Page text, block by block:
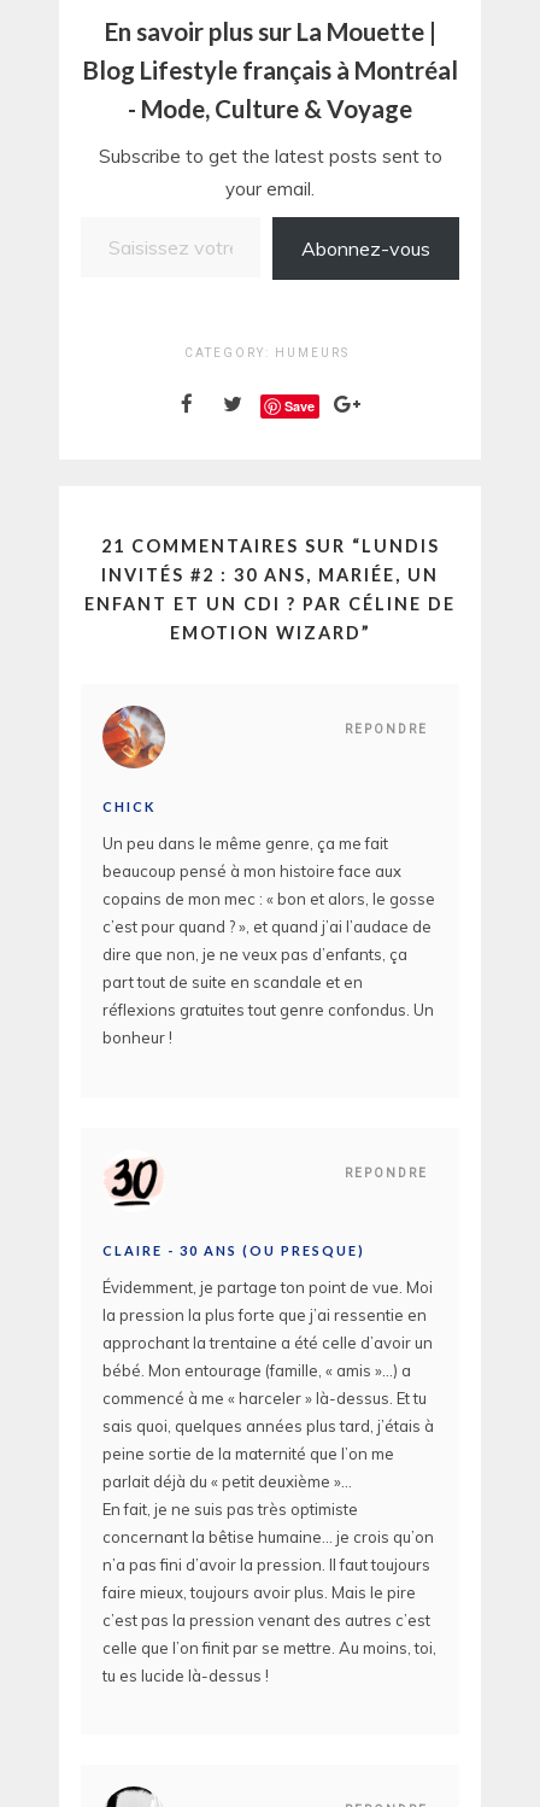
En savoir plus sur La Mouette |
Blog Lifestyle français à Montréal
- Mode, Culture & Voyage
Subscribe to get the latest posts sent to
your email.
Abonnez-vous
CATEGORY: HUMEURS
Save
21 COMMENTAIRES SUR “LUNDIS
INVITÉS #2 : 30 ANS, MARIÉE, UN
ENFANT ET UN CDI ? PAR CÉLINE DE
EMOTION WIZARD”
REPONDRE
CHICK
Un peu dans le même genre, ça me fait
beaucoup pensé à mon histoire face aux
copains de mon mec : « bon et alors, le gosse
c’est pour quand ? », et quand j’ai l’audace de
dire que non, je ne veux pas d’enfants, ça
part tout de suite en scandale et en
réflexions gratuites tout genre confondus. Un
bonheur !
REPONDRE
CLAIRE - 30 ANS (OU PRESQUE)
Évidemment, je partage ton point de vue. Moi
la pression la plus forte que j’ai ressentie en
approchant la trentaine a été celle d’avoir un
bébé. Mon entourage (famille, « amis »…) a
commencé à me « harceler » là-dessus. Et tu
sais quoi, quelques années plus tard, j’étais à
peine sortie de la maternité que l’on me
parlait déjà du « petit deuxième »…
En fait, je ne suis pas très optimiste
concernant la bêtise humaine… je crois qu’on
n’a pas fini d’avoir la pression. Il faut toujours
faire mieux, toujours avoir plus. Mais le pire
c’est pas la pression venant des autres c’est
celle que l’on finit par se mettre. Au moins, toi,
tu es lucide là-dessus !